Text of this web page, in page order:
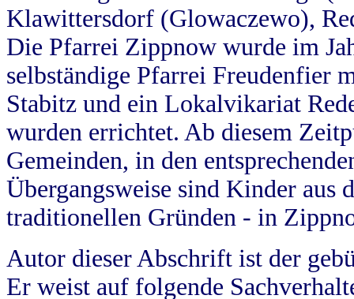
Klawittersdorf (Glowaczewo),
Die Pfarrei Zippnow wurde im
selbständige Pfarrei Freudenfier
Stabitz und ein Lokalvikariat
wurden errichtet. Ab diesem
Gemeinden, in den
Übergangsweise sind Kinder aus
traditionellen Gründen - in
Autor dieser Abschrift ist der
Er weist auf folgende